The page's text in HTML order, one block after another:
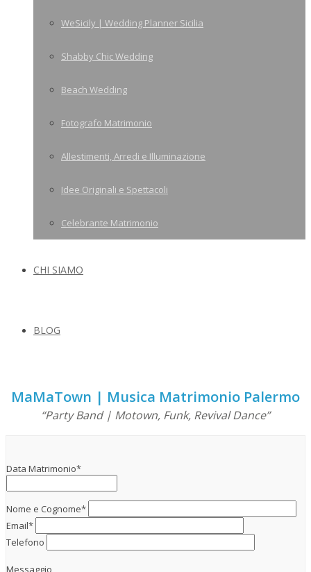
WeSicily | Wedding Planner Sicilia
Shabby Chic Wedding
Beach Wedding
Fotografo Matrimonio
Allestimenti, Arredi e Illuminazione
Idee Originali e Spettacoli
Celebrante Matrimonio
CHI SIAMO
BLOG
MaMaTown | Musica Matrimonio Palermo
“Party Band | Motown, Funk, Revival Dance”
Data Matrimonio*
Nome e Cognome*
Email*
Telefono
Messaggio